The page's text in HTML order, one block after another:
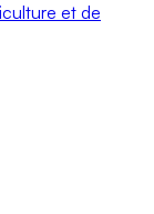
et de